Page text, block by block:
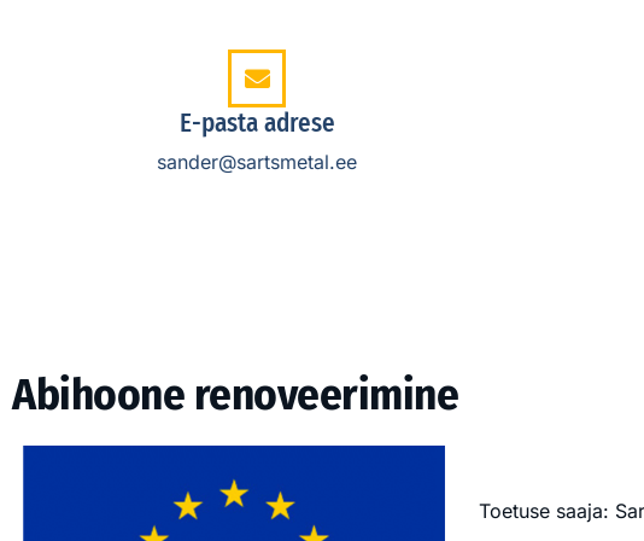
E-pasta adrese
sander@sartsmetal.ee
Abihoone renoveerimine
Toetuse saaja: